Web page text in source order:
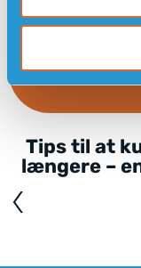
LÆS OM
FORØGE
Posts
navigation
Tips til at
længere –